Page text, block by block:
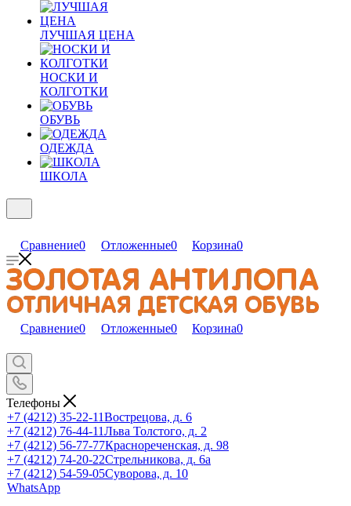
ЛУЧШАЯ ЦЕНА
НОСКИ И
КОЛГОТКИ
ОБУВЬ
ОДЕЖДА
ШКОЛА
Сравнение0 Отложенные0 Корзина0
Сравнение0 Отложенные0 Корзина0
Телефоны
+7 (4212) 35-22-11Вострецова, д. 6
+7 (4212) 76-44-11Льва Толстого, д. 2
+7 (4212) 56-77-77Краснореченская, д. 98
+7 (4212) 74-20-22Стрельникова, д. 6а
+7 (4212) 54-59-05Суворова, д. 10
WhatsApp